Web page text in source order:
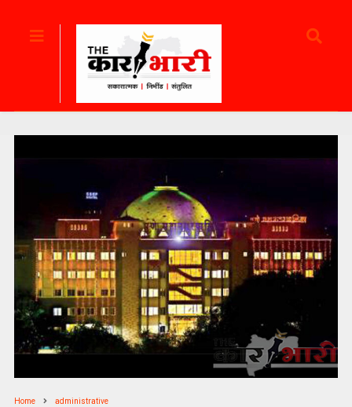
Home administrative